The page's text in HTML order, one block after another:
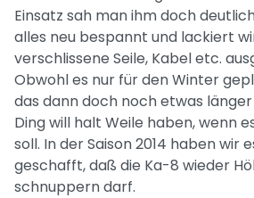
Einsatz sah man ihm doch
alles neu bespannt und lackiert
verschlissene Seile, Kabel etc.
Obwohl es nur für den Winter
das dann doch noch etwas
Ding will halt Weile haben, wenn
soll. In der Saison 2014 haben wir
geschafft, daß die Ka-8 wieder
schnuppern darf.